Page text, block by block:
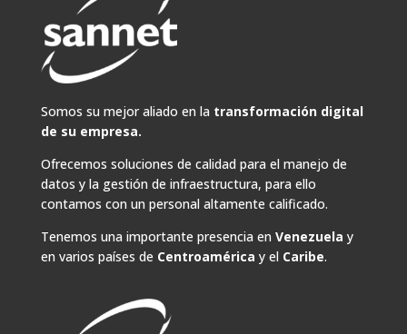
Somos su mejor aliado en la transformación digital
de su empresa.
Ofrecemos soluciones de calidad para el manejo de
datos y la gestión de infraestructura, para ello
contamos con un personal altamente calificado.
Tenemos una importante presencia en Venezuela y
en varios países de Centroamérica y el Caribe.